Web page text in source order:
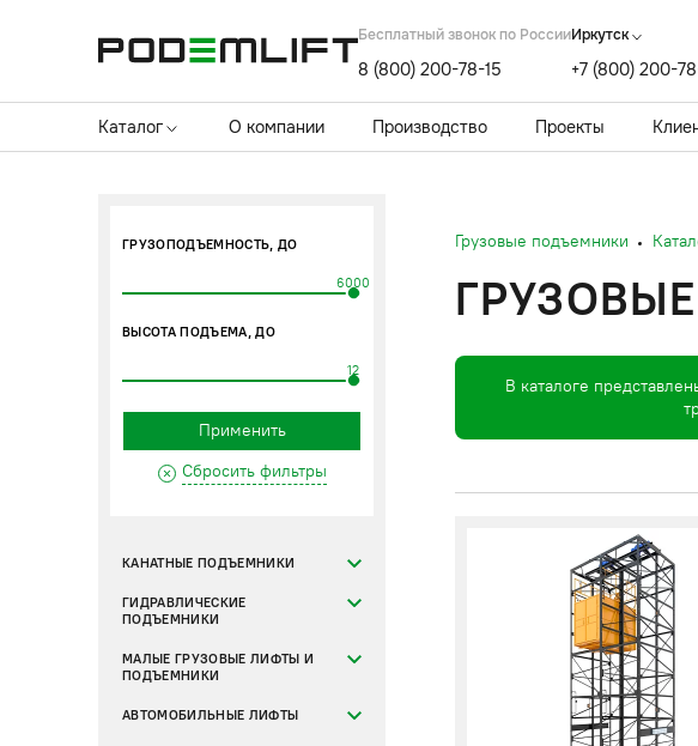
Бесплатный звонок по России
8 (800) 200-78-15
Иркутск
+7 (800) 200-
Каталог О компании Производство Проекты
ГРУЗОПОДЪЕМНОСТЬ, ДО
6000
ВЫСОТА ПОДЪЕМА, ДО
12
Применить
Сбросить фильтры
КАНАТНЫЕ ПОДЪЕМНИКИ
ГИДРАВЛИЧЕСКИЕ
ПОДЪЕМНИКИ
МАЛЫЕ ГРУЗОВЫЕ ЛИФТЫ И
ПОДЪЕМНИКИ
АВТОМОБИЛЬНЫЕ ЛИФТЫ
Грузовые подъемники
В каталоге